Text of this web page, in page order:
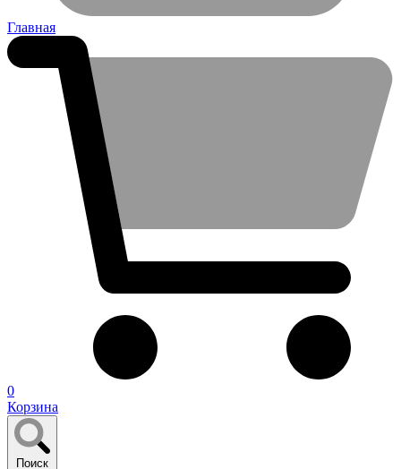
Главная
0
Корзина
Поиск